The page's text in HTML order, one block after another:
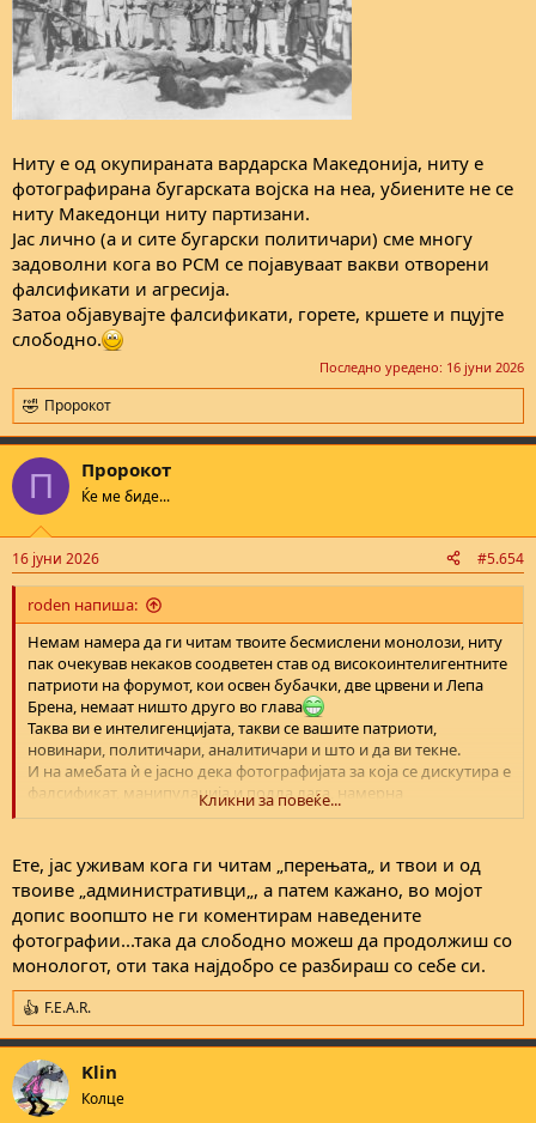
Ниту е од окупираната вардарска Македонија, ниту е
фотографирана бугарската војска на неа, убиените не се
ниту Македонци ниту партизани.
Јас лично (а и сите бугарски политичари) сме многу
задоволни кога во РСМ се појавуваат вакви отворени
фалсификати и агресија.
Затоа објавувајте фалсификати, горете, кршете и пцујте
слободно.
Последно уредено: 16 јуни 2026
R
e
a
c
i
s
:
Пророкот
П Пророкот
Ќе ме биде...
16 јуни 2026 #5.654
roden напиша:
Немам намера да ги читам твоите бесмислени монолози, ниту
пак очекував некаков соодветен став од високоинтелигентните
патриоти на форумот, кои освен бубачки, две црвени и Лепа
Брена, немаат ништо друго во глава
Таква ви е интелигенцијата, такви се вашите патриоти,
новинари, политичари, аналитичари и што и да ви текне.
И на амебата ѝ е јасно дека фотографијата за која се дискутира е
фалсификат, манипулација и подла лага, намерна
манипулација и всадување говор на омраза од страна на
Ниту е од окупираната вардарска Македонија, ниту е
фотографирана бугарската војска на неа, убиените не се ниту
Македонци ниту партизани.
Јас лично (а и сите бугарски политичари) сме многу задоволни
кога во РСМ се појавуваат вакви отворени фалсификати и
агресија.
Затоа објавувајте фалсификати, горете, кршете и пцујте
слободно.
Кликни за повеќе...
Ете, јас уживам кога ги читам „перењата„ и твои и од
твоиве „административци„, а патем кажано, во мојот
допис воопшто не ги коментирам наведените
фотографии...така да слободно можеш да продолжиш со
монологот, оти така најдобро се разбираш со себе си.
R
e
a
c
t
i
F.E.A.R.
Klin
Колце